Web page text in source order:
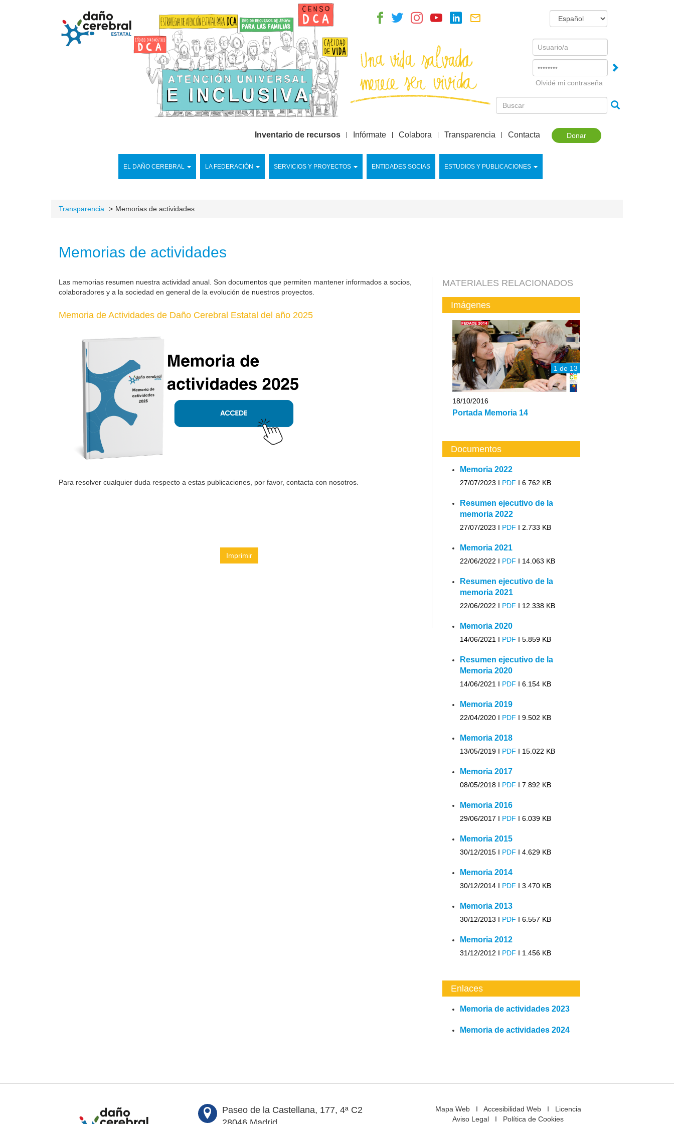
Username
Olvidé mi contraseña
Donar
EL DAÑO CEREBRAL LA FEDERACIÓN SERVICIOS Y PROYECTOS ENTIDADES SOCIAS ESTUDIOS Y PUBLICACIONES
Inventario de recursos Infórmate Colabora Transparencia Contacta
Transparencia Memorias de actividades
Memorias de actividades
Las memorias resumen nuestra actividad anual. Son documentos que permiten mantener informados a socios,
colaboradores y a la sociedad en general de la evolución de nuestros proyectos.
Memoria de Actividades de Daño Cerebral Estatal del año 2025
Para resolver cualquier duda respecto a estas publicaciones, por favor, contacta con nosotros.
Imprimir
MATERIALES RELACIONADOS
Imágenes
1 de 13
18/10/2016
Portada Memoria 14
Documentos
Memoria 2022
27/07/2023 I PDF I 6.762 KB
Resumen ejecutivo de la
memoria 2022
27/07/2023 I PDF I 2.733 KB
Memoria 2021
22/06/2022 I PDF I 14.063 KB
Resumen ejecutivo de la
memoria 2021
22/06/2022 I PDF I 12.338 KB
Memoria 2020
14/06/2021 I PDF I 5.859 KB
Resumen ejecutivo de la
Memoria 2020
14/06/2021 I PDF I 6.154 KB
Memoria 2019
22/04/2020 I PDF I 9.502 KB
Memoria 2018
13/05/2019 I PDF I 15.022 KB
Memoria 2017
08/05/2018 I PDF I 7.892 KB
Memoria 2016
29/06/2017 I PDF I 6.039 KB
Memoria 2015
30/12/2015 I PDF I 4.629 KB
Memoria 2014
30/12/2014 I PDF I 3.470 KB
Memoria 2013
30/12/2013 I PDF I 6.557 KB
Memoria 2012
31/12/2012 I PDF I 1.456 KB
Enlaces
Memoria de actividades 2023
Memoria de actividades 2024
Paseo de la Castellana, 177, 4ª C2
Mapa WebI Accesibilidad WebI Licencia
Aviso Legal I Política de Cookies